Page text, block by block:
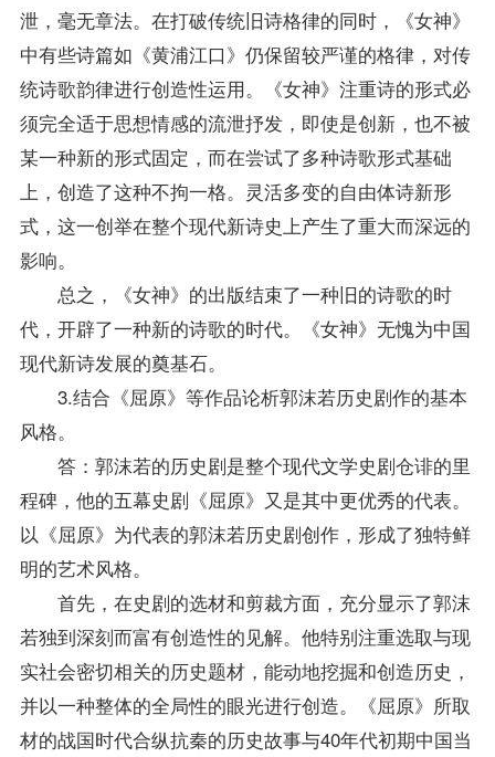
泄，毫无章法。在打破传统旧诗格律的同时，《女神》
中有些诗篇如《黄浦江口》仍保留较严谨的格律，对传
统诗歌韵律进行创造性运用。《女神》注重诗的形式必
须完全适于思想情感的流泄抒发，即使是创新，也不被
某一种新的形式固定，而在尝试了多种诗歌形式基础
上，创造了这种不拘一格。灵活多变的自由体诗新形
式，这一创举在整个现代新诗史上产生了重大而深远的
影响。
总之，《女神》的出版结束了一种旧的诗歌的时
代，开辟了一种新的诗歌的时代。《女神》无愧为中国
现代新诗发展的奠基石。
3.结合《屈原》等作品论析郭沫若历史剧作的基本
风格。
答：郭沫若的历史剧是整个现代文学史剧仓诽的里
程碑，他的五幕史剧《屈原》又是其中更优秀的代表。
以《屈原》为代表的郭沫若历史剧创作，形成了独特鲜
明的艺术风格。
首先，在史剧的选材和剪裁方面，充分显示了郭沫
若独到深刻而富有创造性的见解。他特别注重选取与现
实社会密切相关的历史题材，能动地挖掘和创造历史，
并以一种整体的全局性的眼光进行创造。《屈原》所取
材的战国时代合纵抗秦的历史故事与40年代初期中国当